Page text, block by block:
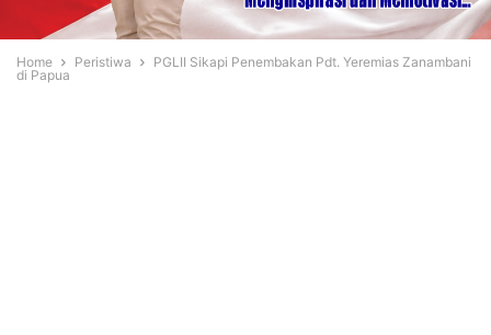
Home Peristiwa
PGLII Sikapi Penembakan Pdt. Yeremias Zanambani
di Papua